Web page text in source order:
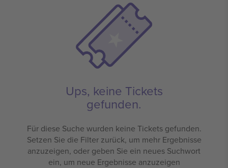
Ups, keine Tickets
gefunden.
Für diese Suche wurden keine Tickets gefunden.
Setzen Sie die Filter zurück, um mehr Ergebnisse
anzuzeigen, oder geben Sie ein neues Suchwort
ein, um neue Ergebnisse anzuzeigen